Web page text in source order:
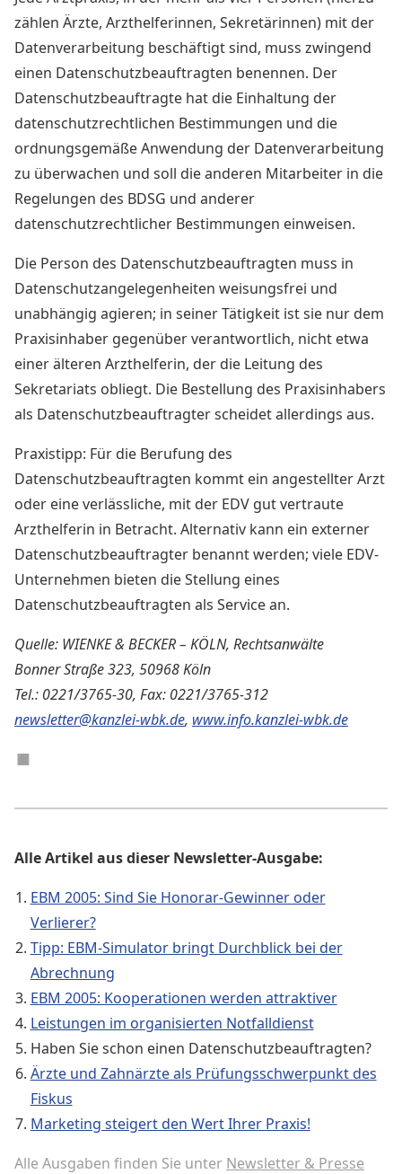
zählen Ärzte, Arzthelferinnen, Sekretärinnen) mit der
Datenverarbeitung beschäftigt sind, muss zwingend
einen Datenschutzbeauftragten benennen. Der
Datenschutzbeauftragte hat die Einhaltung der
datenschutzrechtlichen Bestimmungen und die
ordnungsgemäße Anwendung der Datenverarbeitung
zu überwachen und soll die anderen Mitarbeiter in die
Regelungen des BDSG und anderer
datenschutzrechtlicher Bestimmungen einweisen.
Die Person des Datenschutzbeauftragten muss in
Datenschutzangelegenheiten weisungsfrei und
unabhängig agieren; in seiner Tätigkeit ist sie nur dem
Praxisinhaber gegenüber verantwortlich, nicht etwa
einer älteren Arzthelferin, der die Leitung des
Sekretariats obliegt. Die Bestellung des Praxisinhabers
als Datenschutzbeauftragter scheidet allerdings aus.
Praxistipp: Für die Berufung des
Datenschutzbeauftragten kommt ein angestellter Arzt
oder eine verlässliche, mit der EDV gut vertraute
Arzthelferin in Betracht. Alternativ kann ein externer
Datenschutzbeauftragter benannt werden; viele EDV-
Unternehmen bieten die Stellung eines
Datenschutzbeauftragten als Service an.
Quelle: WIENKE & BECKER – KÖLN, Rechtsanwälte
Bonner Straße 323, 50968 Köln
Tel.: 0221/3765-30, Fax: 0221/3765-312
newsletter@kanzlei-wbk.de, www.info.kanzlei-wbk.de
◼︎
Alle Artikel aus dieser Newsletter-Ausgabe:
EBM 2005: Sind Sie Honorar-Gewinner oder
Verlierer?
Tipp: EBM-Simulator bringt Durchblick bei der
Abrechnung
EBM 2005: Kooperationen werden attraktiver
Leistungen im organisierten Notfalldienst
Haben Sie schon einen Datenschutzbeauftragten?
Ärzte und Zahnärzte als Prüfungsschwerpunkt des
Fiskus
Marketing steigert den Wert Ihrer Praxis!
Alle Ausgaben finden Sie unter Newsletter & Presse